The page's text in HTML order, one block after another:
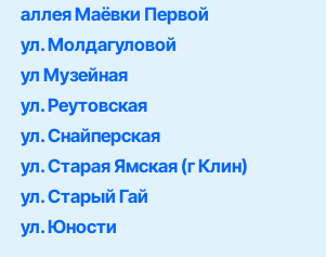
аллея Маёвки Первой
ул. Молдагуловой
ул Музейная
ул. Реутовская
ул. Снайперская
ул. Старая Ямская (г Клин)
ул. Старый Гай
ул. Юности